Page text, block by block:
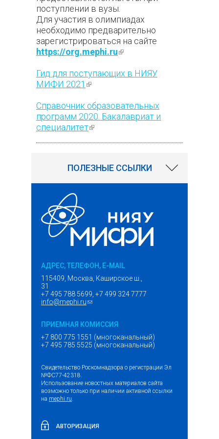
поступлении в вузы.
Для участия в олимпиадах
необходимо предварительно
зарегистрироваться на сайте
https://org.mephi.ru(внешняя
Гид для поступающих в НИЯУ
МИФИ 2021 (внешняя ссылка)
Справочник образовательных
программ 2020. Бакалавриат и
специалитет(внешняя ссылка)
ПОЛЕЗНЫЕ ССЫЛКИ
АДРЕС, ТЕЛЕФОН, E-MAIL
115409, Москва, Каширское ш.,
31
+7 495 788 5699, +7 499 324 7777
info@mephi.ru(ссылка для отправки email)
ПРИЕМНАЯ КОМИССИЯ
+7 800 775 1551 (многоканальный)
+7 495 785 5525 (многоканальный)
Свидетельство Роскомнадзора о регистрации Эл
№ФС77-42318.
Использование новостных материалов сайта
возможно только при наличии активной ссылки
на mephi.ru.
АВТОРИЗАЦИЯ